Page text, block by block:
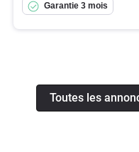
Garantie 3 mois
Toutes les